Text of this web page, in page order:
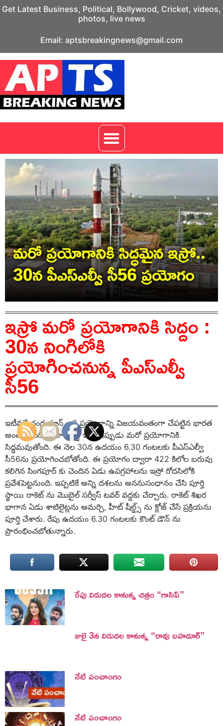
Get Latest Business, Political, Bollywood, Cricket, videos,
photos, live news
Email: aptsbreakingnews@gmail.com
ఇస్రో మరో ప్రయోగానికి సిద్దం :
30న నింగిలోకి
ప్రయోగించనున్న పీఎస్ఎల్వీ
సీ56
ఇటీవలే చంద్రయాన్ – 3 ప్రయోగాన్ని విజయవంతంగా చేపట్టిన భారత
అంతరిక్ష పరిశోధనా సంస్థ ఇస్రో ఇప్పుడు మరో ప్రయోగానికి
సిద్ధమవుతోంది. ఈ నెల 30న ఉదయం 6.30 గంటలకు పీఎస్ఎల్వీ
సీ56ను ప్రయోగించబోతోంది. ఈ ప్రయోగం ద్వారా 422 కిలోల బరువు
కలిగిన సింగపూర్ కు చెందిన ఏడు ఉపగ్రహాలను ఇస్రో రోదసిలోకి
ప్రవేశపెట్టనుంది. ఇప్పటికే అన్ని దశలను అననుసంధానం చేసి పూర్తి
స్థాయి రాకెట్ ను మొబైల్ సర్వీస్ టవర్ వద్దకు చేర్చారు. రాకెట్ శిఖర
భాగాన ఏడు శాటిలైట్లను అమర్చి, హీట్ షీల్డ్స్ ను క్లోజ్ చేసే ప్రక్రియను
పూర్తి చేశారు. రేపు ఉదయం 6.30 గంటలకు కౌంట్ డౌన్ ను
ప్రారంభించబోతున్నారు.
రేపు విడుదల కానున్న చిత్రం “గాసిప్”
జులై 3న విడుదల కానున్న “రావు బహదూర్”
నేటి పంచాంగం
నేటి పంచాంగం